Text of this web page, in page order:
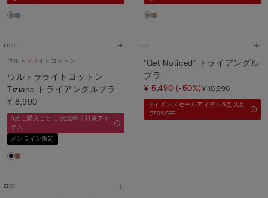
ウルトラライトコットン
ウルトラライトコットン
Tiziana トライアングルブラ
¥ 8,990
3点ご購入ごとに1点無料｜対象アイ
テム
オンライン限定
"Get Noticed" トライアングル
ブラ
¥ 5,490(-50%)¥ 10,990
ウィメンズセールアイテム5点以上
で70%OFF